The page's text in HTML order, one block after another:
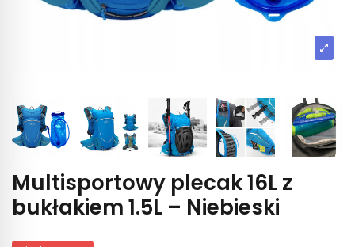
Multisportowy plecak 16L z
bukłakiem 1.5L – Niebieski